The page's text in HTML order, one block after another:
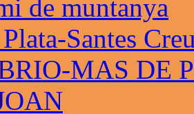
de muntanya
Santes
MAS DE